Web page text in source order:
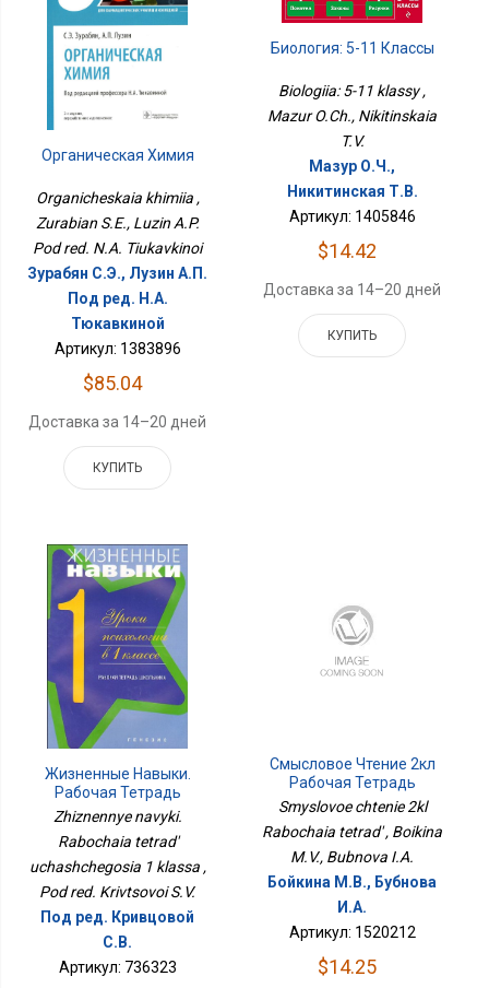
Органическая Химия
Organicheskaia khimiia ,
Zurabian S.E., Luzin A.P.
Pod red. N.A. Tiukavkinoi
Зурабян С.Э., Лузин А.П.
Под ред. Н.А.
Тюкавкиной
Артикул: 1383896
$85.04
Доставка за 14–20 дней
КУПИТЬ
Биология: 5-11 Классы
Biologiia: 5-11 klassy ,
Mazur O.Ch., Nikitinskaia
T.V.
Мазур О.Ч.,
Никитинская Т.В.
Артикул: 1405846
$14.42
Доставка за 14–20 дней
КУПИТЬ
Жизненные Навыки.
Рабочая Тетрадь
Учащегося 1 Класса
Zhiznennye navyki.
Rabochaia tetrad'
uchashchegosia 1 klassa ,
Pod red. Krivtsovoi S.V.
Под ред. Кривцовой
С.В.
Артикул: 736323
Смысловое Чтение 2кл
Рабочая Тетрадь
Smyslovoe chtenie 2kl
Rabochaia tetrad' , Boikina
M.V., Bubnova I.A.
Бойкина М.В., Бубнова
И.А.
Артикул: 1520212
$14.25